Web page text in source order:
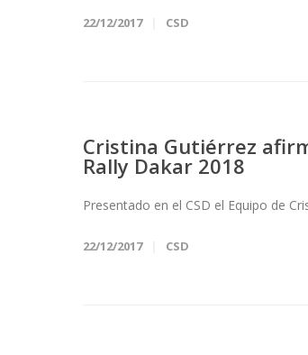
22/12/2017 CSD
Cristina Gutiérrez
Rally Dakar 2018
Presentado en el CSD el Equipo de
22/12/2017 CSD